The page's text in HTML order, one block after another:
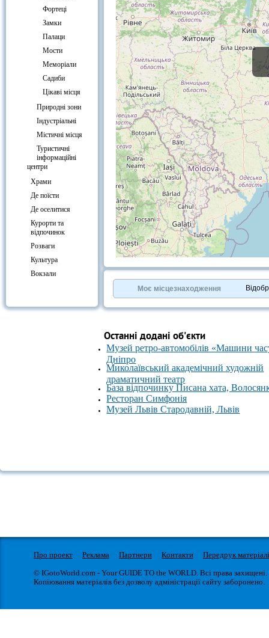
Фортеці
Замки
Палаци
Мости
Меморіали
Садиби
Цікаві місця
Природні зони
Індустріальні
Містичні місця
Туристичні
інформаційні
центри
Храми
Де поїсти
Де оселитися
Курорти та
відпочинок
Розваги
Культура
Вокзали
OpenStreetMapcontributors.
»
Моє місцезнаходження
Останні додані об'єкти
Музей ретро-автомобілів «Машини
Дніпро
Миколаївський академічний художній
драматичний театр
База відпочинку Писана хата,
Ресторан Симфонія
Музей Львів Стародавній, Львів
Про проект Реклама Партнери Контакти
Передрук
© IGotoWorld.com - Your GUIDE TO the WORLD. Всі права захищені.
Копіювання матеріалів без дозволу адміністрації сайту заборонено.